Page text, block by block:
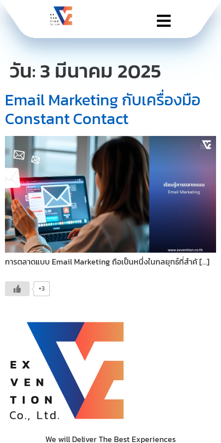
วัน:3 มีนาคม 2025
Email Marketing กับเครื่องมือ
Constant Contact
การตลาดแบบ Email Marketing ถือเป็นหนึ่งในกลยุทธ์ที่สำคั […]
+3
We will Deliver The Best Experiences